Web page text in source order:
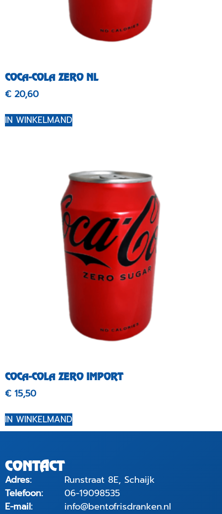
COCA-COLA ZERO NL
€20,60
IN WINKELMAND
COCA-COLA ZERO IMPORT
€15,50
IN WINKELMAND
CONTACT
Adres:
Telefoon:
E-mail:
Runstraat 8E, Schaijk
06-19098535
info@bentofrisdranken.nl